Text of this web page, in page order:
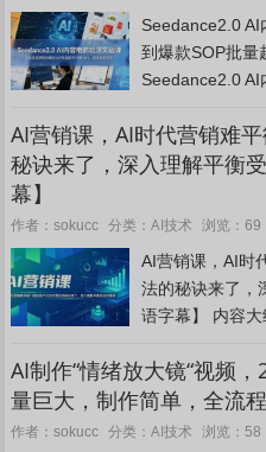
Seedance2.0 AI
到爆款SOP批量
Seedance2.0 AI
慢、难批量、起
AI营销课，AI时代营销难
秘诀来了，深入理解平衡
幕】
作者：sokucc 分类：AI技术 浏览：69
AI营销课，AI时
法的秘诀来了，
语字幕】 内容大
入理解如何有效
AI制作“情绪放大镜“视频
量巨大，制作简单，全流
作者：sokucc 分类：AI技术 浏览：58